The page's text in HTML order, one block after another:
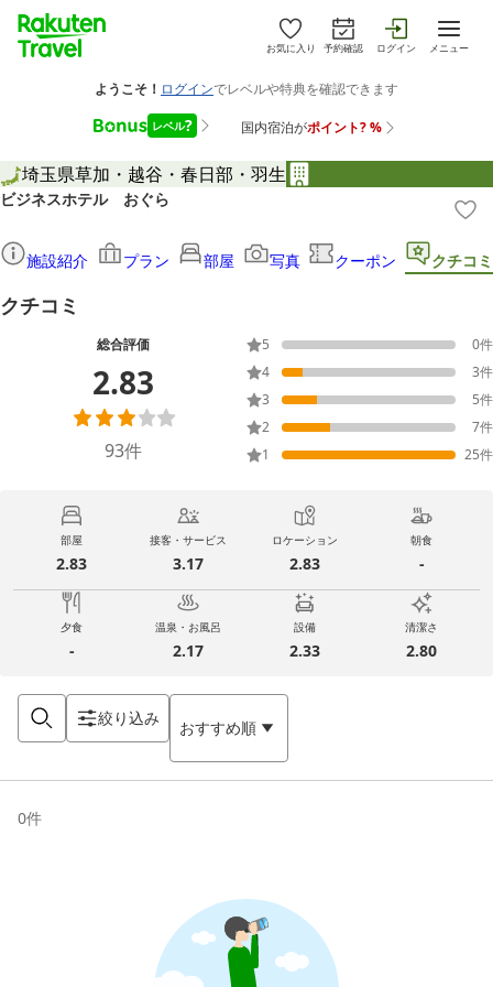
お気に入り 予約確認 ログイン メニュー
埼玉県草加・越谷・春日部・羽生
ビジネスホテル おぐら
施設紹介 プラン 部屋 写真 クーポン クチコミ
クチコミ
総合評価
2.83
93件
5 0件
4
3件
3
5件
2
7件
1
25件
部屋
2.83
接客・サービス
3.17
ロケーション
2.83
朝食
-
夕食
-
温泉・お風呂
2.17
設備
2.33
清潔さ
2.80
絞り込み おすすめ順
0件